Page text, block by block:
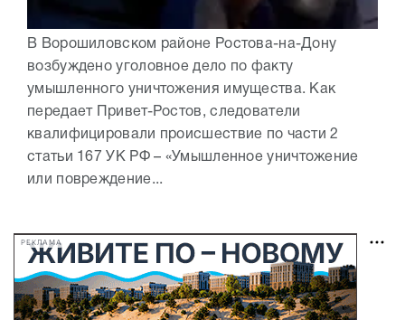
В Ворошиловском районе Ростова-на-Дону
возбуждено уголовное дело по факту
умышленного уничтожения имущества. Как
передает Привет-Ростов, следователи
квалифицировали происшествие по части 2
статьи 167 УК РФ – «Умышленное уничтожение
или повреждение...
РЕКЛАМА